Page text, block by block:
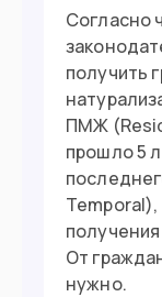
Согласно
получить
ПМЖ
прошло 5
От
нужно.